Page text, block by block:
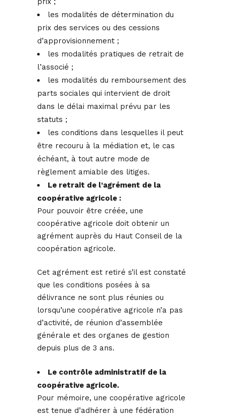
les modalités de détermination du
prix des services ou des cessions
d’approvisionnement ;
les modalités pratiques de retrait de
l’associé ;
les modalités du remboursement des
parts sociales qui intervient de droit
dans le délai maximal prévu par les
statuts ;
les conditions dans lesquelles il peut
être recouru à la médiation et, le cas
échéant, à tout autre mode de
règlement amiable des litiges.
Le retrait de l’agrément de la
coopérative agricole :
Pour pouvoir être créée, une
coopérative agricole doit obtenir un
agrément auprès du Haut Conseil de la
coopération agricole.
Cet agrément est retiré s’il est constaté
que les conditions posées à sa
délivrance ne sont plus réunies ou
lorsqu’une coopérative agricole n’a pas
d’activité, de réunion d’assemblée
générale et des organes de gestion
depuis plus de 3 ans.
Le contrôle administratif de la
coopérative agricole.
Pour mémoire, une coopérative agricole
est tenue d’adhérer à une fédération